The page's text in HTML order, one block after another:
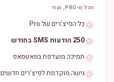
הכל מ-PRO, ועוד
כל הפיצ'רים של Pro
250 הודעות SMS בחודש
תמיכה מועדפת בוואטסאפ
גישה מוקדמת לפיצ'רים חדשים